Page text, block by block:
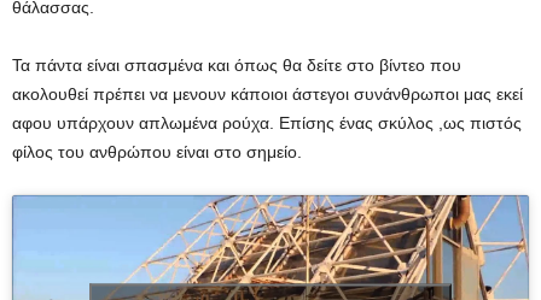
θάλασσας.
Τα πάντα είναι σπασμένα και όπως θα δείτε στο βίντεο που
ακολουθεί πρέπει να μενουν κάποιοι άστεγοι συνάνθρωποι μας εκεί
αφου υπάρχουν απλωμένα ρούχα. Επίσης ένας σκύλος ,ως πιστός
φίλος του ανθρώπου είναι στο σημείο.